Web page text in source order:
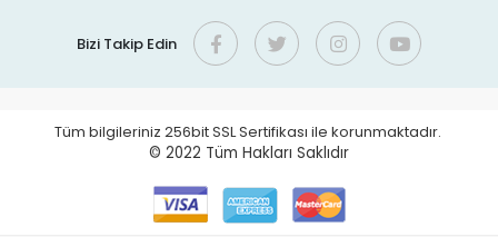
Bizi Takip Edin
Tüm bilgileriniz 256bit SSL Sertifikası ile korunmaktadır.
© 2022 Tüm Hakları Saklıdır